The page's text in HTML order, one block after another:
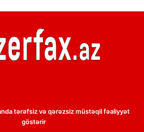
tərəfsiz və qərəzsiz müstəqil fəaliyyət
göstərir